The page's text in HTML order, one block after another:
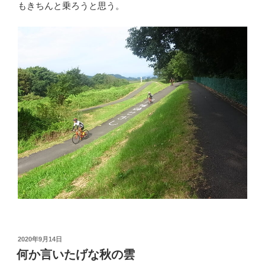
もきちんと乗ろうと思う。
投
稿
日:
2020年9月14日
何か言いたげな秋の雲